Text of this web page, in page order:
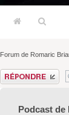
Forum de Romaric
Répondre
Podcast de